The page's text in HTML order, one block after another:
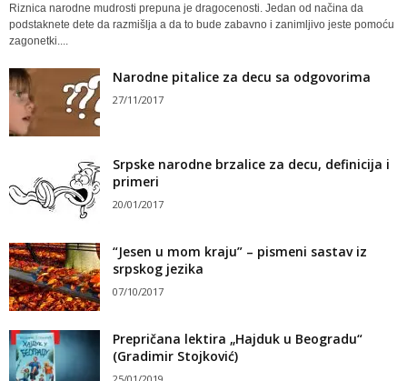
Riznica narodne mudrosti prepuna je dragocenosti. Jedan od načina da
podstaknete dete da razmišlja a da to bude zabavno i zanimljivo jeste pomoću
zagonetki....
Narodne pitalice za decu sa odgovorima
27/11/2017
Srpske narodne brzalice za decu, definicija i
primeri
20/01/2017
“Jesen u mom kraju” – pismeni sastav iz
srpskog jezika
07/10/2017
Prepričana lektira „Hajduk u Beogradu“
(Gradimir Stojković)